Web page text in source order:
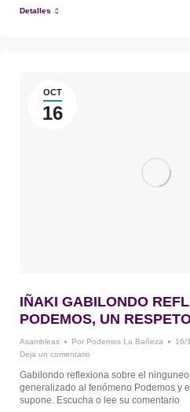
Detalles
OCT
16
IÑAKI GABILONDO
PODEMOS, UN
Asambleas Por Podemos La Bañeza
16/
Deja un comentario
Gabilondo reflexiona sobre el
generalizado al fenómeno Podemos y
supone. Escucha o lee su comentario